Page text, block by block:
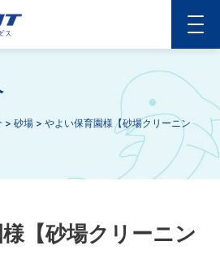
> 砂場 > やよい保育園様【砂場クリーニン
【砂場クリーニン